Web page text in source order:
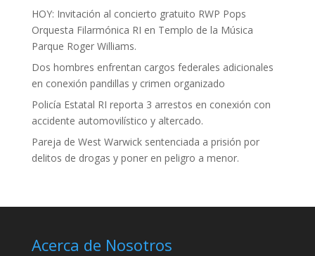
HOY: Invitación al concierto gratuito RWP Pops
Orquesta Filarmónica RI en Templo de la Música
Parque Roger Williams.
Dos hombres enfrentan cargos federales adicionales
en conexión pandillas y crimen organizado
Policía Estatal RI reporta 3 arrestos en conexión con
accidente automovilístico y altercado.
Pareja de West Warwick sentenciada a prisión por
delitos de drogas y poner en peligro a menor.
Acerca de Nosotros